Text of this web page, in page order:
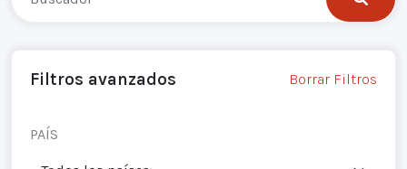
Filtros avanzados Borrar Filtros
PAÍS